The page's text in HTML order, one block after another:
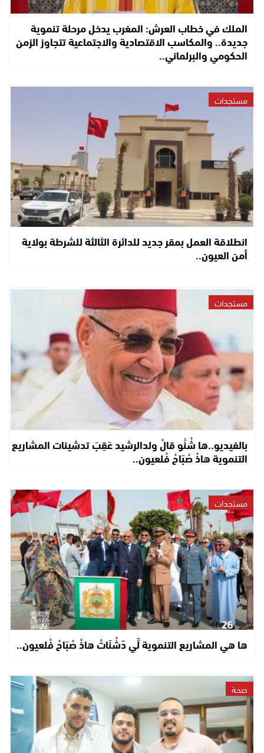
الملك في خطاب العرش: المغرب يدخل مرحلة تنموية
جديدة.. والمكاسب الاقتصادية والاجتماعية تتجاوز الزمن
الحكومي والبرلماني..
مستجدات
انطلاقة العمل بمقر جديد للدائرة الثالثة للشرطة بولاية
أمن العيون..
مستجدات
بالفيديو..ها شْنُو قالْ ولدالرشيد عَقِبَ تدشينات المشاريع
التنموية هاذْ صْبَاحْ فْلعيون..
مستجدات
ها هي المشاريع التنموية لِّي دّشْنَاتْ هاذْ صْبَاحْ فْلعيون..
صحة